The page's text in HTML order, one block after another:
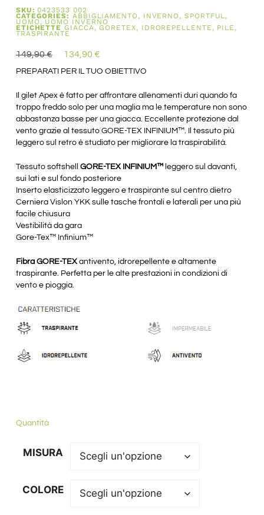
SKU:0423533 002
CATEGORIES: ABBIGLIAMENTO , INVERNO ,SPORTFUL,
UOMO , UOMO INVERNO
ETICHETTE GIACCA,GORETEX, IDROREPELLENTE , PILE ,
TRASPIRANTE
149,90€ 134,90 €
PREPARATI PER IL TUO OBIETTIVO
Il gilet Apex è fatto per affrontare allenamenti duri quando fa
troppo freddo solo per una maglia ma le temperature non sono
abbastanza basse per una giacca. Eccellente protezione dal
vento grazie al tessuto GORE-TEX INFINIUM™. Il tessuto più
leggero sul retro è studiato per migliorare la traspirabilità.
Tessuto softshell GORE-TEX INFINIUM™leggero sul davanti,
sui lati e sul fondo posteriore
Inserto elasticizzato leggero e traspirante sul centro dietro
Cerniera Vislon YKK sulle tasche frontali e laterali per una più
facile chiusura
Vestibilità da gara
Gore-Tex™ Infinium™
Fibra GORE-TEXantivento, idrorepellente e altamente
traspirante. Perfetta per le alte prestazioni in condizioni di
vento e pioggia.
Quantità
MISURA
COLORE